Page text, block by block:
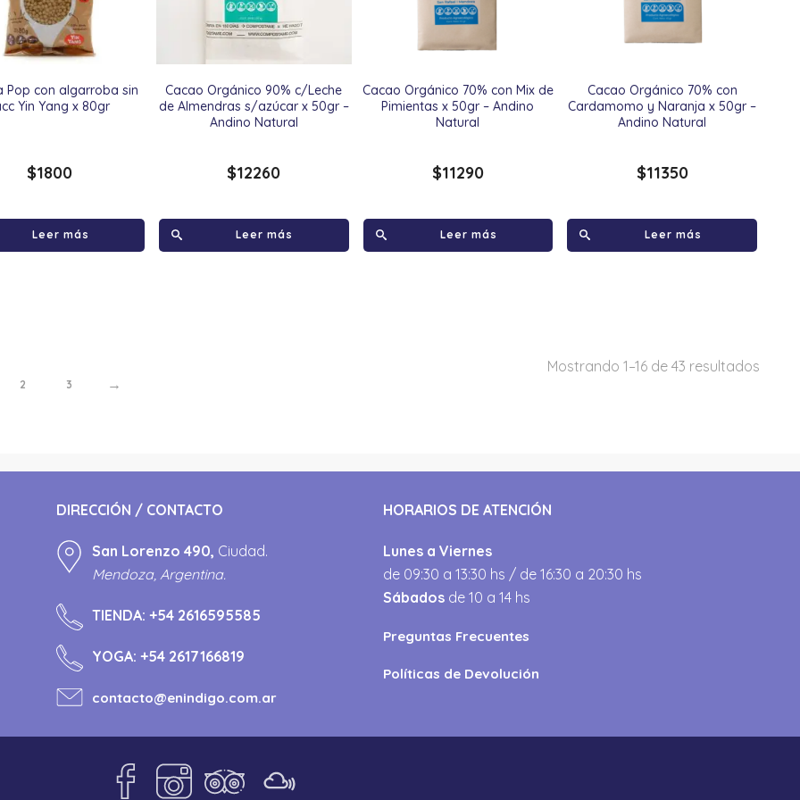
Pop con algarroba sin
Yin Yang x 80gr
$1800
Leer más
Cacao Orgánico 90% c/Leche
de Almendras s/azúcar x 50gr –
Andino Natural
$12260
Leer más
Cacao Orgánico 70% con Mix de
Pimientas x 50gr – Andino
Natural
$11290
Leer más
Cacao Orgánico 70% con
Cardamomo y Naranja x 50gr –
Andino Natural
$11350
Leer más
2 3 →
Mostrando 1–16 de 43 resultados
DIRECCIÓN / CONTACTO
San Lorenzo 490, Ciudad.
Mendoza, Argentina.
TIENDA: +54 2616595585
YOGA: +54 2617166819
contacto@enindigo.com.ar
HORARIOS DE ATENCIÓN
Lunes a Viernes
de 09:30 a 13:30 hs / de 16:30 a 20:30 hs
Sábados de 10 a 14 hs
Preguntas Frecuentes
Políticas de Devolución